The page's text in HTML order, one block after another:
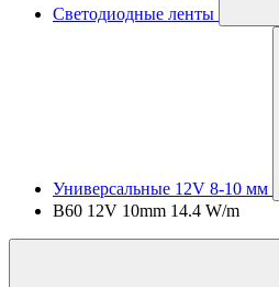
Светодиодные ленты
Универсальные 12V 8-10 мм
B60 12V 10mm 14.4 W/m